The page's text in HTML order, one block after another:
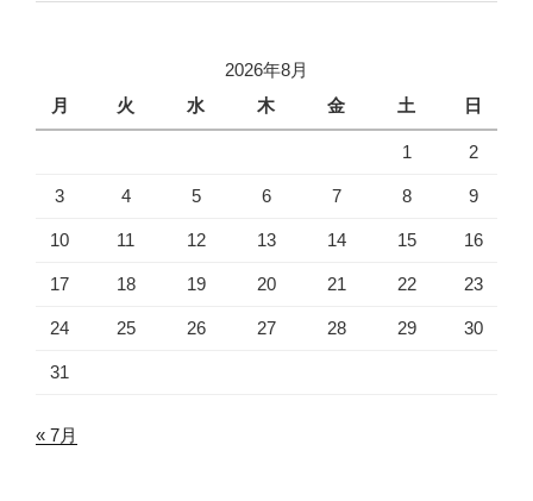
2026年8月
月
火 水 木 金 土 日
1 2
3 4 5 6 7 8 9
10 11 12 13 14 15 16
17 18 19 20 21 22 23
24 25 26 27 28 29 30
31
« 7月